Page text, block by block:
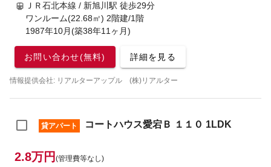
ＪＲ石北本線 / 新旭川駅 徒歩29分
ワンルーム(22.68㎡) 2階建/1階
1987年10月(築38年11ヶ月)
お問い合わせ(無料) 詳細を見る
情報提供会社: リアルターアップル (株)リアルター
貸アパート コートハウス愛宕Ｂ １１０ 1LDK
2.8万円 (管理費等なし)